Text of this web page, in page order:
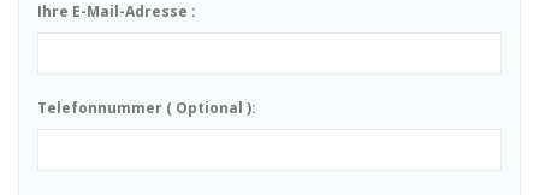
Ihre E-Mail-Adresse :
Telefonnummer ( Optional ):